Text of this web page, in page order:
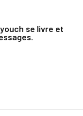
se livre et